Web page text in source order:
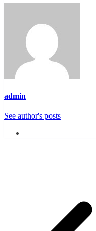
admin
See author's posts